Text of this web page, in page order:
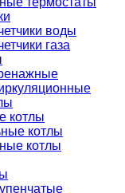
воды
газа
котлы
котлы
котлы